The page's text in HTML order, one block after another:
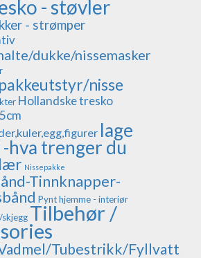
- støvler
- strømper
dukke/nissemasker
nisse
Hollandske tresko
lage
-hva trenger du
Nissepakke
Tinnknapper-
Pynt hjemme - interiør
Tilbehør /
Tubestrikk/Fyllvatt